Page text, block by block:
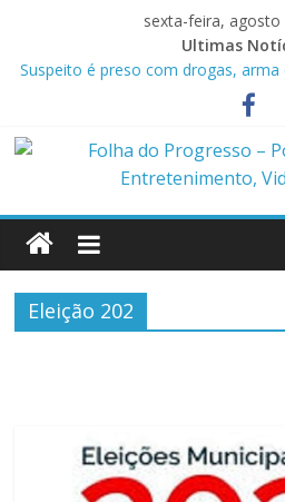
sexta-feira, agosto
Ultimas
Suspeito é preso com drogas, arma
Homem é preso em flagrante por
de medida protetiva em Benevides
Policiais militares são presos
assassinato de casal em Anapu
Polícia Civil prende condenado por
Marituba
Caçamba cai em rio após ponte
Eleição 202